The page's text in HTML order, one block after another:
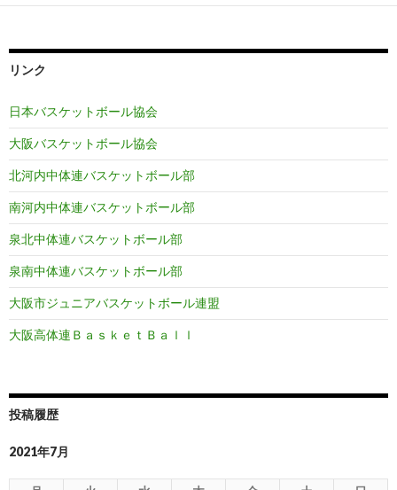
リンク
日本バスケットボール協会
大阪バスケットボール協会
北河内中体連バスケットボール部
南河内中体連バスケットボール部
泉北中体連バスケットボール部
泉南中体連バスケットボール部
大阪市ジュニアバスケットボール連盟
大阪高体連ＢａｓｋｅｔＢａｌｌ
投稿履歴
2021年7月